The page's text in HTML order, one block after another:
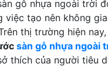
gỗ nhựa ngoài trời
việc tạo nên không
thị trường hiện
sàn gỗ nhựa ngoài
thích của người tiêu